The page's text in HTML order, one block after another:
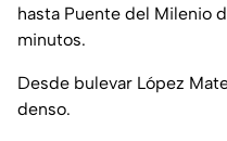
hasta Puente del Milenio
minutos.
Desde bulevar López
denso.